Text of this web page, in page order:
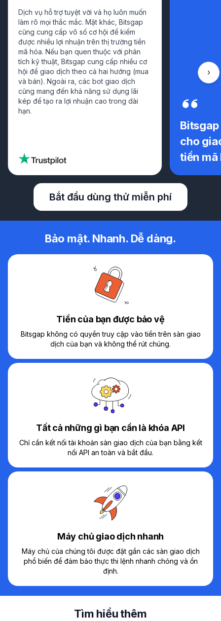
Dịch vụ hỗ trợ tuyệt vời và họ luôn muốn
làm rõ mọi thắc mắc. Mặt khác, Bitsgap
cũng cung cấp vô số cơ hội để kiếm
được nhiều lợi nhuận trên thị trường tiền
mã hóa. Nếu bạn quen thuộc với phân
tích kỹ thuật, Bitsgap cung cấp nhiều cơ
hội để giao dịch theo cả hai hướng (mua
và bán). Ngoài ra, các bot giao dịch
cũng mang đến khả năng sử dụng lãi
kép để tạo ra lợi nhuận cao trong dài
hạn.
cho
tiền mã
Bắt đầu dùng thử miễn phí
Bảo mật. Nhanh. Dễ dàng.
Tiền của bạn được bảo vệ
Bitsgap không có quyền truy cập vào tiền trên sàn giao
dịch của bạn và không thể rút chúng.
Tất cả những gì bạn cần là khóa API
Chỉ cần kết nối tài khoản sàn giao dịch của bạn bằng kết
nối API an toàn và bắt đầu.
Máy chủ giao dịch nhanh
Máy chủ của chúng tôi được đặt gần các sàn giao dịch
phổ biến để đảm bảo thực thi lệnh nhanh chóng và ổn
định.
Tìm hiểu thêm